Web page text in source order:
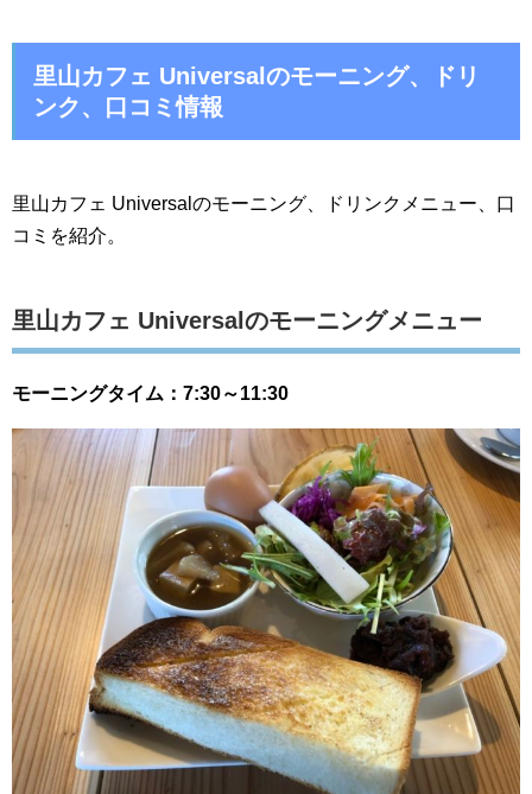
里山カフェ Universalのモーニング、ドリ
ンク、口コミ情報
里山カフェ Universalのモーニング、ドリンクメニュー、口
コミを紹介。
里山カフェ Universalのモーニングメニュー
モーニングタイム：7:30～11:30